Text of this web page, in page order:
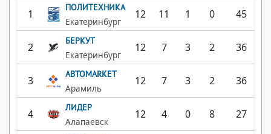
1
ПОЛИТЕХНИКА
Екатеринбург
12 11 1 0 45
2
БЕРКУТ
Екатеринбург
12 7 3 2 36
3
АВТОMARKET
Арамиль
12 7 3 2 36
4
ЛИДЕР
Алапаевск
12 4 0 8 27